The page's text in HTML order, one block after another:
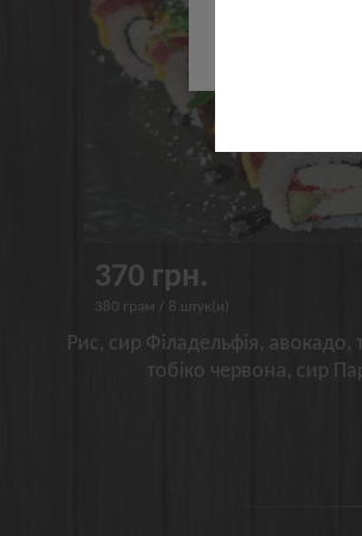
370 грн.
380 грам / 8 штук(и)
Рис, сир Філадельфія, авокадо,
тобіко червона, сир